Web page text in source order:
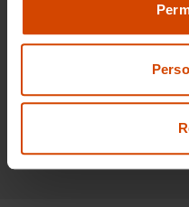
definições e saber mais
compra e venda de
seu carro usado ao